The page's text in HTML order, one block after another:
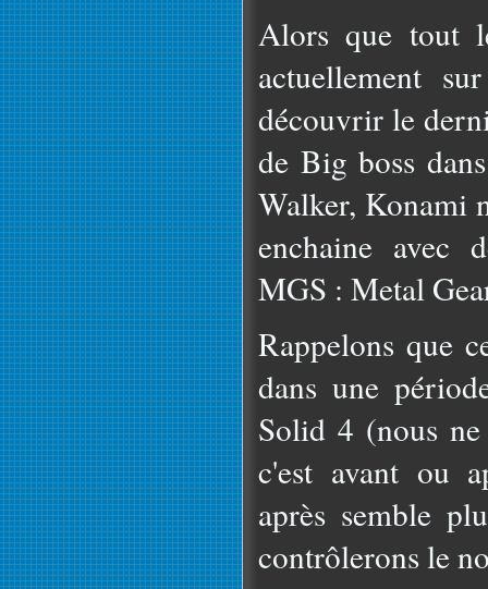
Alors que tout
actuellement
découvrir le
de Big boss
Walker, Konami
enchaine avec
MGS : Metal
Rappelons que
dans une
Solid 4 (nous
c'est avant ou
après semble
contrôlerons le